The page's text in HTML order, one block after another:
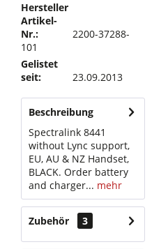
Hersteller
Artikel-
Nr.:
2200-37288-
101
Gelistet
seit:
23.09.2013
Beschreibung
Spectralink 8441
without Lync support,
EU, AU & NZ Handset,
BLACK. Order battery
and charger... mehr
Zubehör 3